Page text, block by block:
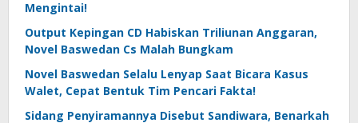
Mengintai!
Output Kepingan CD Habiskan Triliunan Anggaran,
Novel Baswedan Cs Malah Bungkam
Novel Baswedan Selalu Lenyap Saat Bicara Kasus
Walet, Cepat Bentuk Tim Pencari Fakta!
Sidang Penyiramannya Disebut Sandiwara, Benarkah